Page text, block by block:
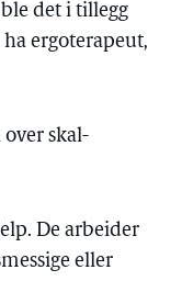
det i tillegg
ergoterapeut,
skal-
De arbeider
eller